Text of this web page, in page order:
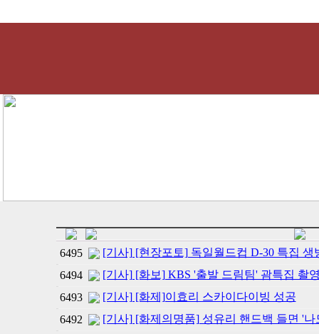
6495
[기사] [현장포토] 독일월드컵 D-30 특집 생
6494
[기사] [화보] KBS '출발 드림팀' 괌특집 촬
6493
[기사] [화제]이효리 스카이다이빙 성공
6492
[기사] [화제의명품] 성유리 핸드백 들면 '나